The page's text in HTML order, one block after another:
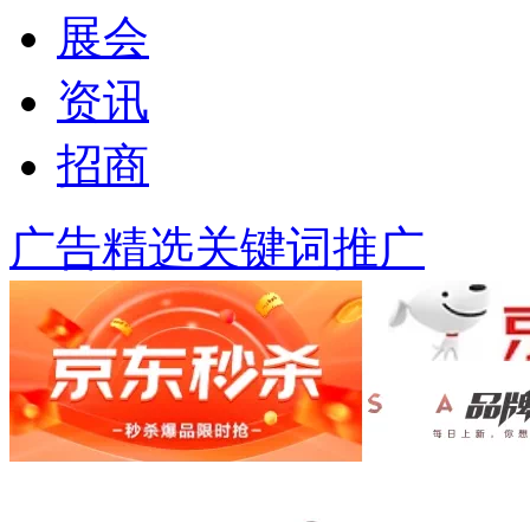
展会
资讯
招商
广告精选关键词推广